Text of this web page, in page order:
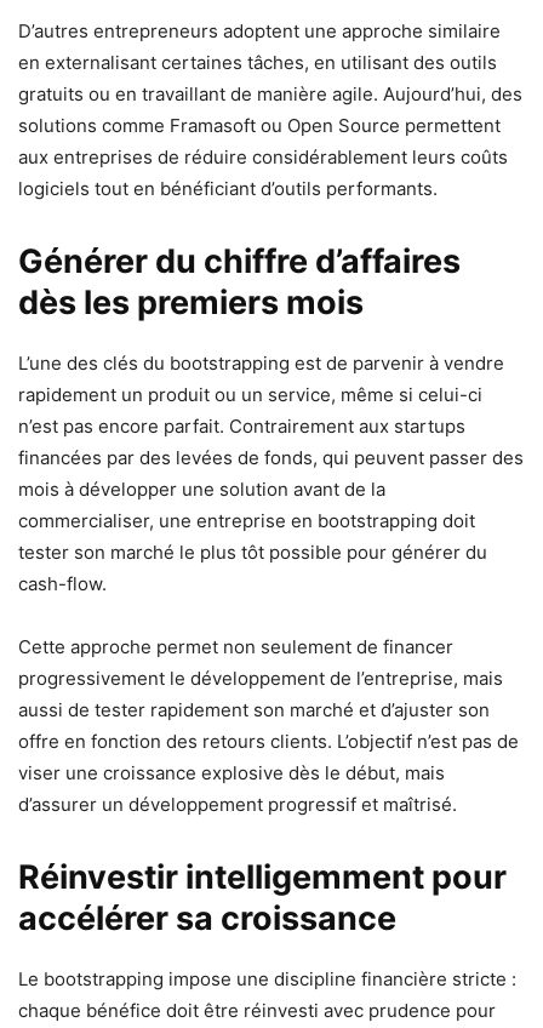
D’autres entrepreneurs adoptent une approche similaire
en externalisant certaines tâches, en utilisant des outils
gratuits ou en travaillant de manière agile. Aujourd’hui, des
solutions comme Framasoft ou Open Source permettent
aux entreprises de réduire considérablement leurs coûts
logiciels tout en bénéficiant d’outils performants.
Générer du chiffre d’affaires
dès les premiers mois
L’une des clés du bootstrapping est de parvenir à vendre
rapidement un produit ou un service, même si celui-ci
n’est pas encore parfait. Contrairement aux startups
financées par des levées de fonds, qui peuvent passer des
mois à développer une solution avant de la
commercialiser, une entreprise en bootstrapping doit
tester son marché le plus tôt possible pour générer du
cash-flow.
Cette approche permet non seulement de financer
progressivement le développement de l’entreprise, mais
aussi de tester rapidement son marché et d’ajuster son
offre en fonction des retours clients. L’objectif n’est pas de
viser une croissance explosive dès le début, mais
d’assurer un développement progressif et maîtrisé.
Réinvestir intelligemment pour
accélérer sa croissance
Le bootstrapping impose une discipline financière stricte :
chaque bénéfice doit être réinvesti avec prudence pour